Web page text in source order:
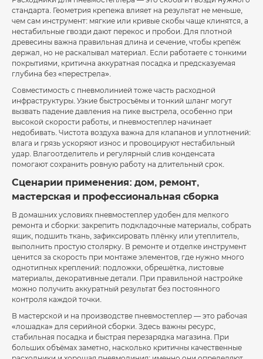
стандарта. Геометрия крепежа влияет на результат не меньше,
чем сам инструмент: мягкие или кривые скобы чаще клинятся, а
нестабильные гвозди дают перекос и пробои. Для плотной
древесины важна правильная длина и сечение, чтобы крепёж
держал, но не раскалывал материал. Если работаете с тонкими
покрытиями, критична аккуратная посадка и предсказуемая
глубина без «перестрела».
Совместимость с пневмолинией тоже часть расходной
инфраструктуры. Узкие быстросъёмы и тонкий шланг могут
вызвать падение давления на пике выстрела, особенно при
высокой скорости работы, и пневмостеплер начинает
недобивать. Чистота воздуха важна для клапанов и уплотнений:
влага и грязь ускоряют износ и провоцируют нестабильный
удар. Влагоотделитель и регулярный слив конденсата
помогают сохранить ровную работу на длительный срок.
Сценарии применения: дом, ремонт,
мастерская и профессиональная сборка
В домашних условиях пневмостеплер удобен для мелкого
ремонта и сборки: закрепить подкладочные материалы, собрать
ящик, подшить ткань, зафиксировать плёнку или утеплитель,
выполнить простую столярку. В ремонте и отделке инструмент
ценится за скорость при монтаже элементов, где нужно много
однотипных креплений: подложки, обрешётка, листовые
материалы, декоративные детали. При правильной настройке
можно получить аккуратный результат без постоянного
контроля каждой точки.
В мастерской и на производстве пневмостеплер — это рабочая
«лошадка» для серийной сборки. Здесь важны ресурс,
стабильная посадка и быстрая перезарядка магазина. При
больших объёмах заметно, насколько критичны качественные